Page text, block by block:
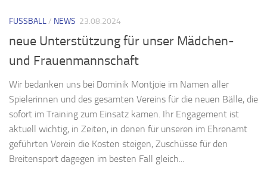
FUSSBALL/ NEWS 23.08.2024
neue Unterstützung für unser Mädchen-
und Frauenmannschaft
Wir bedanken uns bei Dominik Montjoie im Namen aller
Spielerinnen und des gesamten Vereins für die neuen Bälle, die
sofort im Training zum Einsatz kamen. Ihr Engagement ist
aktuell wichtig, in Zeiten, in denen für unseren im Ehrenamt
geführten Verein die Kosten steigen, Zuschüsse für den
Breitensport dagegen im besten Fall gleich...